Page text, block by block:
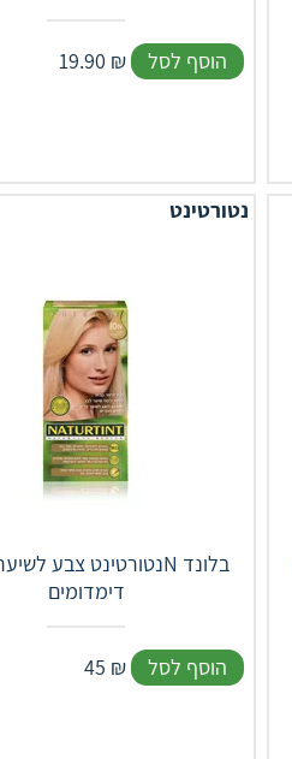
19.90 ₪ הוסף לסל
נטורטינט
דימדומים
45 ₪ הוסף לסל